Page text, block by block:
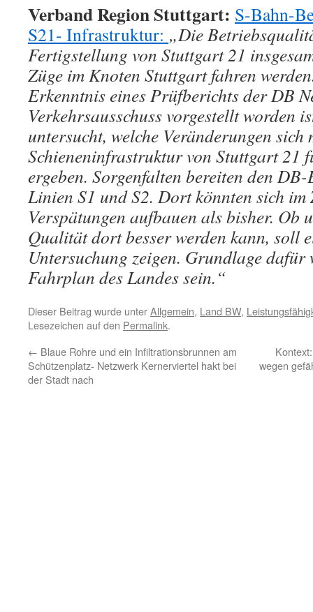
Verband Region Stuttgart: S-Bahn-
S21- Infrastruktur: „Die
Fertigstellung von Stuttgart 21
Züge im Knoten Stuttgart fahren
Erkenntnis eines Prüfberichts der DB
Verkehrsausschuss vorgestellt worden
untersucht, welche Veränderungen sich
Schieneninfrastruktur von Stuttgart 21
ergeben. Sorgenfalten bereiten den
Linien S1 und S2. Dort könnten sich im
Verspätungen aufbauen als bisher. Ob
Qualität dort besser werden kann, soll
Untersuchung zeigen. Grundlage
Fahrplan des Landes sein.“
Dieser Beitrag wurde unterAllgemein, Land BW,
Lesezeichen auf den Permalink.
← Blaue Rohre und ein Infiltrationsbrunnen am
Schützenplatz- Netzwerk Kernerviertel hakt bei
der Stadt nach
wegen